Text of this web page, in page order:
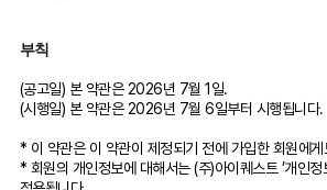
부칙
(공고일) 본 약관은 2026년 7월 1일.
(시행일) 본 약관은 2026년 7월 6일부터 시행됩니다.
* 이 약관은 이 약관이 제정되기 전에 가입한 회원에게
* 회원의 개인정보에 대해서는 (주)아이퀘스트 ’개인정